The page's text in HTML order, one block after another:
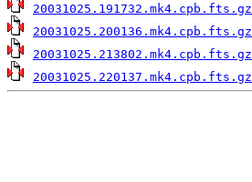
20031025.191732.mk4.cpb.fts.gz
20031025.200136.mk4.cpb.fts.gz
20031025.213802.mk4.cpb.fts.gz
20031025.220137.mk4.cpb.fts.gz